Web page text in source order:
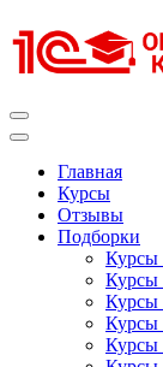
к
содержимому
Главная
Курсы
Отзывы
Подборки
Курсы
Курсы
Курсы
Курсы
Курсы